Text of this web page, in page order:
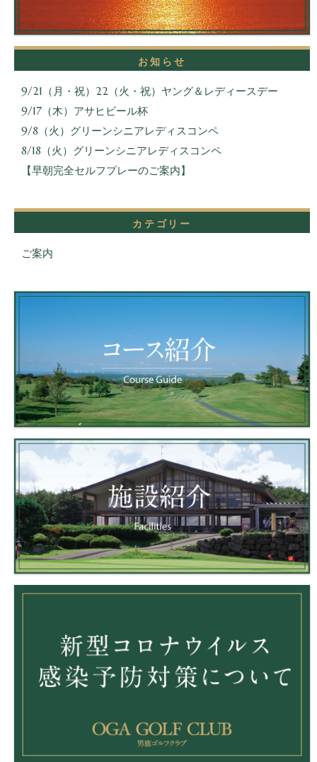
お知らせ
9/21（月・祝）22（火・祝）ヤング＆レディースデー
9/17（木）アサヒビール杯
9/8（火）グリーンシニアレディスコンペ
8/18（火）グリーンシニアレディスコンペ
【早朝完全セルフプレーのご案内】
カテゴリー
ご案内